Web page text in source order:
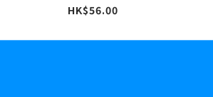
HK$56.00